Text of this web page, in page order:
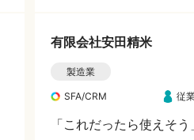
有限会社安田精米
製造業
SFA/CRM 従
「これだったら使えそ